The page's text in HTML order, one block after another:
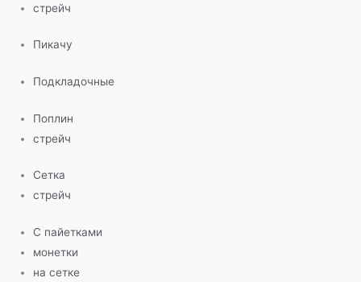
стрейч
Пикачу
Подкладочные
Поплин
стрейч
Сетка
стрейч
С пайетками
монетки
на сетке